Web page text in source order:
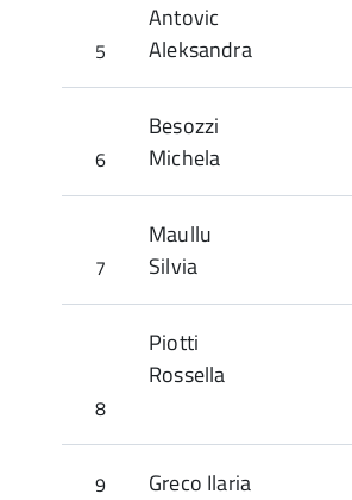
5
Antovic
Aleksandra
6
Besozzi
Michela
7
Maullu
Silvia
8
Piotti
Rossella
9 Greco Ilaria